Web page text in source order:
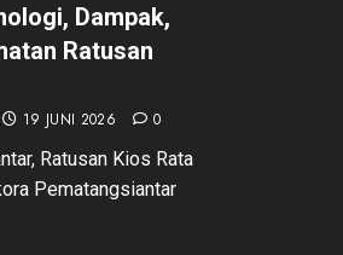
Dampak,
Ratusan
19 JUNI 2026 0
Ratusan Kios Rata
Pematangsiantar